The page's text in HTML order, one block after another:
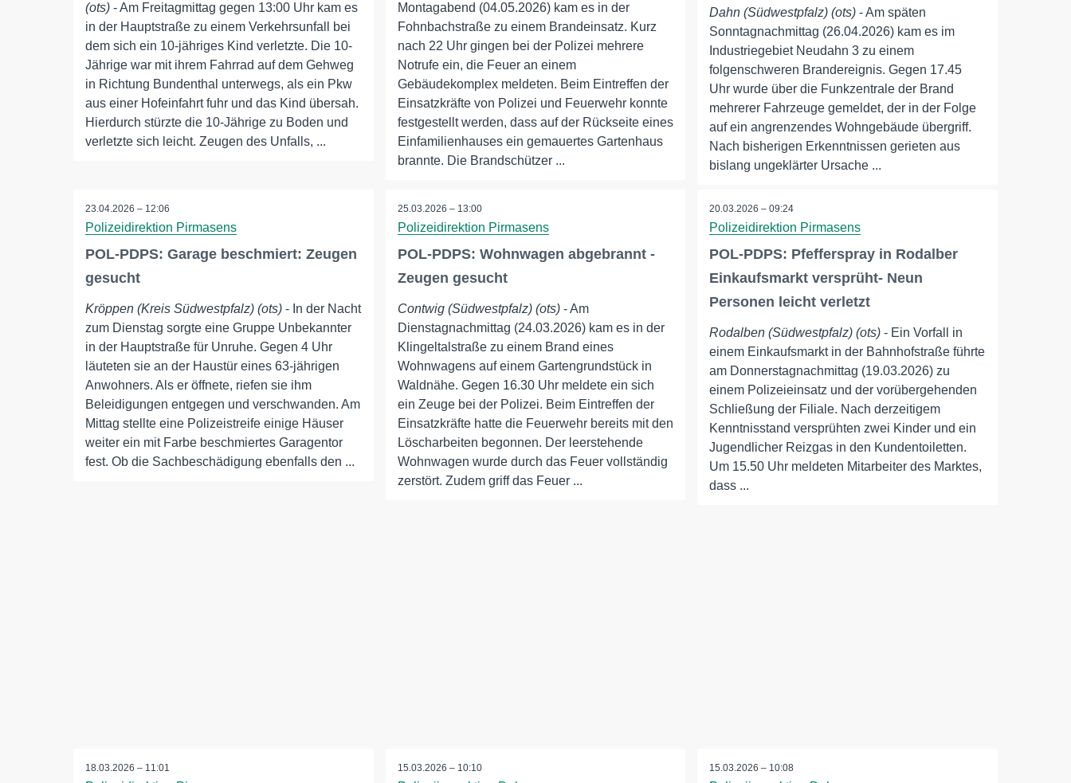
(ots) - Am Freitagmittag gegen 13:00 Uhr kam es
in der Hauptstraße zu einem Verkehrsunfall bei
dem sich ein 10-jähriges Kind verletzte. Die 10-
Jährige war mit ihrem Fahrrad auf dem Gehweg
in Richtung Bundenthal unterwegs, als ein Pkw
aus einer Hofeinfahrt fuhr und das Kind übersah.
Hierdurch stürzte die 10-Jährige zu Boden und
verletzte sich leicht. Zeugen des Unfalls, ...
Montagabend (04.05.2026) kam es in der
Fohnbachstraße zu einem Brandeinsatz. Kurz
nach 22 Uhr gingen bei der Polizei mehrere
Notrufe ein, die Feuer an einem
Gebäudekomplex meldeten. Beim Eintreffen der
Einsatzkräfte von Polizei und Feuerwehr konnte
festgestellt werden, dass auf der Rückseite eines
Einfamilienhauses ein gemauertes Gartenhaus
brannte. Die Brandschützer ...
Dahn (Südwestpfalz) (ots) - Am späten
Sonntagnachmittag (26.04.2026) kam es im
Industriegebiet Neudahn 3 zu einem
folgenschweren Brandereignis. Gegen 17.45
Uhr wurde über die Funkzentrale der Brand
mehrerer Fahrzeuge gemeldet, der in der Folge
auf ein angrenzendes Wohngebäude übergriff.
Nach bisherigen Erkenntnissen gerieten aus
bislang ungeklärter Ursache ...
23.04.2026 – 12:06
Polizeidirektion Pirmasens
POL-PDPS: Garage beschmiert: Zeugen
gesucht
Kröppen (Kreis Südwestpfalz) (ots) - In der Nacht
zum Dienstag sorgte eine Gruppe Unbekannter
in der Hauptstraße für Unruhe. Gegen 4 Uhr
läuteten sie an der Haustür eines 63-jährigen
Anwohners. Als er öffnete, riefen sie ihm
Beleidigungen entgegen und verschwanden. Am
Mittag stellte eine Polizeistreife einige Häuser
weiter ein mit Farbe beschmiertes Garagentor
fest. Ob die Sachbeschädigung ebenfalls den ...
25.03.2026 – 13:00
Polizeidirektion Pirmasens
POL-PDPS: Wohnwagen abgebrannt -
Zeugen gesucht
Contwig (Südwestpfalz) (ots)- Am
Dienstagnachmittag (24.03.2026) kam es in der
Klingeltalstraße zu einem Brand eines
Wohnwagens auf einem Gartengrundstück in
Waldnähe. Gegen 16.30 Uhr meldete ein sich
ein Zeuge bei der Polizei. Beim Eintreffen der
Einsatzkräfte hatte die Feuerwehr bereits mit den
Löscharbeiten begonnen. Der leerstehende
Wohnwagen wurde durch das Feuer vollständig
zerstört. Zudem griff das Feuer ...
20.03.2026 – 09:24
Polizeidirektion Pirmasens
POL-PDPS: Pfefferspray in Rodalber
Einkaufsmarkt versprüht- Neun
Personen leicht verletzt
Rodalben (Südwestpfalz) (ots) - Ein Vorfall in
einem Einkaufsmarkt in der Bahnhofstraße führte
am Donnerstagnachmittag (19.03.2026) zu
einem Polizeieinsatz und der vorübergehenden
Schließung der Filiale. Nach derzeitigem
Kenntnisstand versprühten zwei Kinder und ein
Jugendlicher Reizgas in den Kundentoiletten.
Um 15.50 Uhr meldeten Mitarbeiter des Marktes,
dass ...
18.03.2026 – 11:01 15.03.2026 – 10:10 15.03.2026 – 10:08